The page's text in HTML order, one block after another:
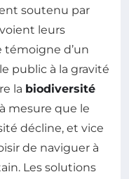
soutenu par
leurs
d’un
public à la gravité
la biodiversité
mesure que le
décline, et vice
de naviguer à
Les solutions